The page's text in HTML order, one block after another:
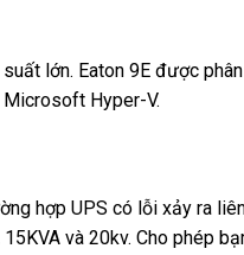
lớn. Eaton 9E được
Hyper-V.
hợp UPS có lỗi xảy ra
và 20kv. Cho phép